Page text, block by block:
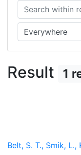
Search within
Search in...
Result 1
Belt, S. T., Smik,